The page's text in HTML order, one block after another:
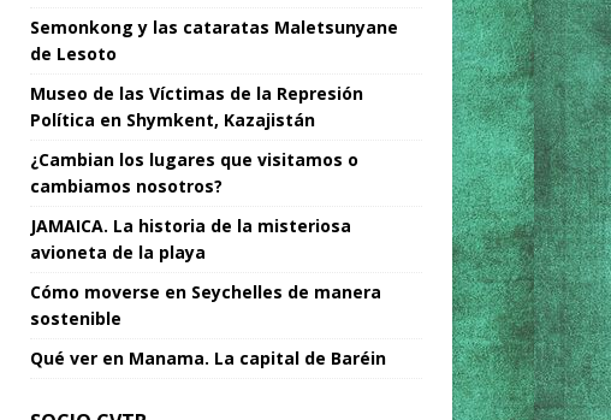
Semonkong y las cataratas Maletsunyane
de Lesoto
Museo de las Víctimas de la Represión
Política en Shymkent, Kazajistán
¿Cambian los lugares que visitamos o
cambiamos nosotros?
JAMAICA. La historia de la misteriosa
avioneta de la playa
Cómo moverse en Seychelles de manera
sostenible
Qué ver en Manama. La capital de Baréin